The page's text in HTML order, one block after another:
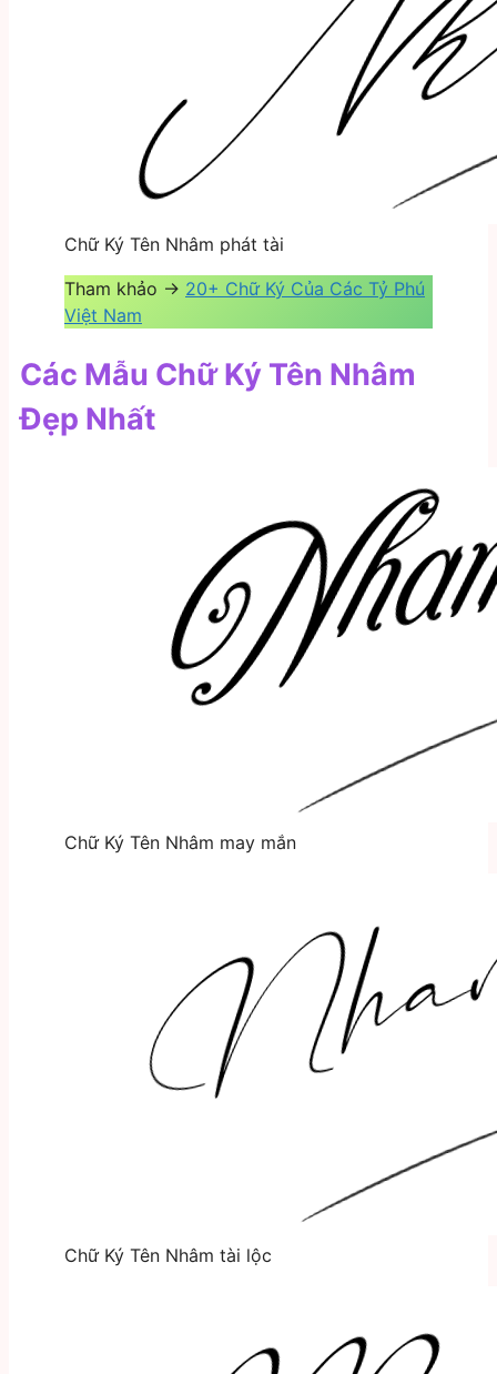
Chữ Ký Tên Nhâm phát tài
Tham khảo -> 20+ Chữ Ký Của Các Tỷ Phú
Việt Nam
Các Mẫu Chữ Ký Tên Nhâm
Đẹp Nhất
Chữ Ký Tên Nhâm may mắn
Chữ Ký Tên Nhâm tài lộc